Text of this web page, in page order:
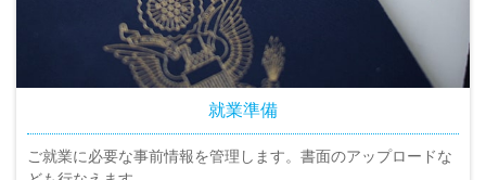
就業準備
ご就業に必要な事前情報を管理します。書面のアップロードな